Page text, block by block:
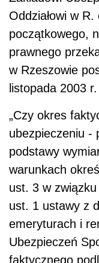
Oddziałowi w
początkowego,
prawnego
w Rzeszowie
listopada 2003
„Czy okres
ubezpieczeniu -
podstawy
warunkach
ust. 3 w
ust. 1 ustawy z
emeryturach i
Ubezpieczeń
faktycznego